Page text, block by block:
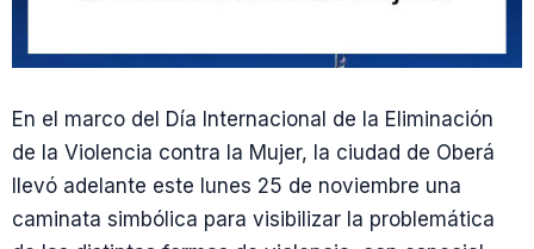
En el marco del Día Internacional de la Eliminación
de la Violencia contra la Mujer, la ciudad de Oberá
llevó adelante este lunes 25 de noviembre una
caminata simbólica para visibilizar la problemática